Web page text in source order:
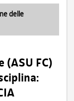
delle
FC)